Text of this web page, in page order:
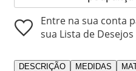
Entre na sua conta
sua Lista de Desejos
DESCRIÇÃO MEDIDAS